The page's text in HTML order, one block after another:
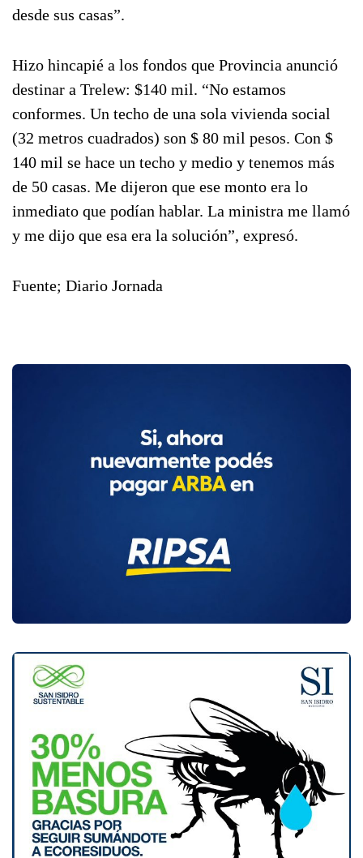
desde sus casas”.
Hizo hincapié a los fondos que Provincia anunció
destinar a Trelew: $140 mil. “No estamos
conformes. Un techo de una sola vivienda social
(32 metros cuadrados) son $ 80 mil pesos. Con $
140 mil se hace un techo y medio y tenemos más
de 50 casas. Me dijeron que ese monto era lo
inmediato que podían hablar. La ministra me llamó
y me dijo que esa era la solución”, expresó.
Fuente; Diario Jornada